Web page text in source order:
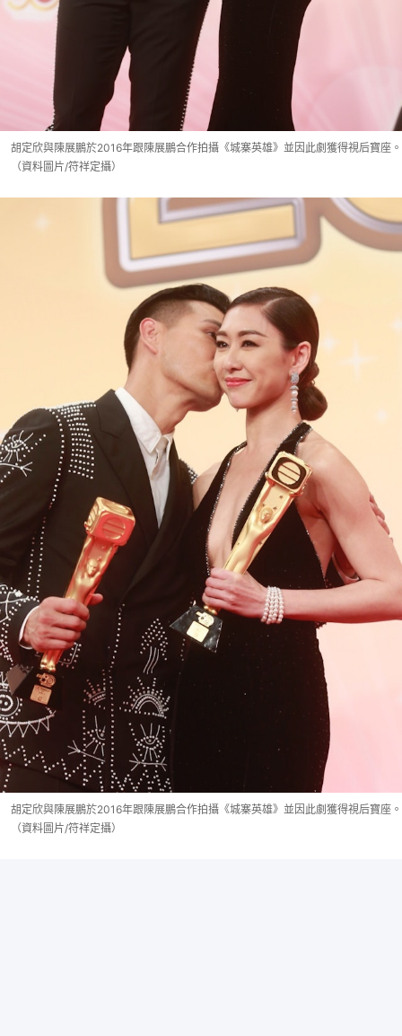
胡定欣與陳展鵬於2016年跟陳展鵬合作拍攝《城寨英雄》並因此劇獲得視后寶座。
（資料圖片/符祥定攝）
胡定欣與陳展鵬於2016年跟陳展鵬合作拍攝《城寨英雄》並因此劇獲得視后寶座。
（資料圖片/符祥定攝）